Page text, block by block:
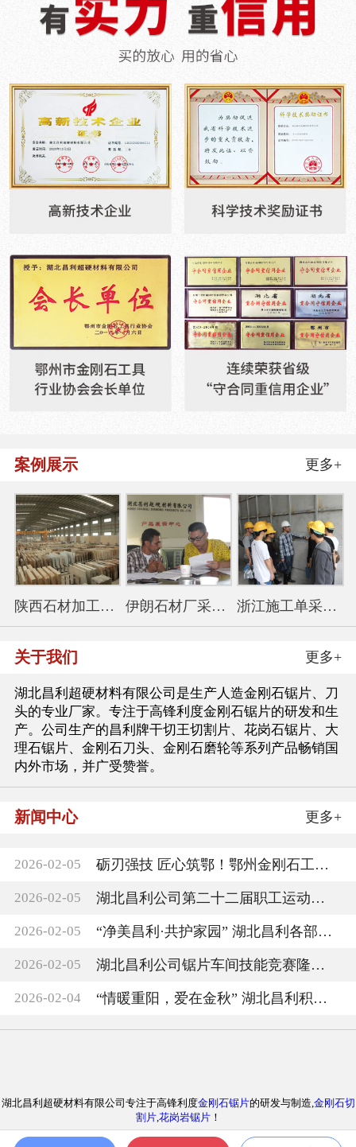
案例展示 更多+
陕西石材加工厂采购350花 伊朗石材厂采购金刚石锯 浙江施工单采购114干切王
关于我们 更多+
湖北昌利超硬材料有限公司是生产人造金刚石锯片、刀
头的专业厂家。专注于高锋利度金刚石锯片的研发和生
产。公司生产的昌利牌干切王切割片、花岗石锯片、大
理石锯片、金刚石刀头、金刚石磨轮等系列产品畅销国
内外市场，并广受赞誉。
新闻中心 更多+
2026-02-05 砺刃强技 匠心筑鄂！鄂州金刚石工具第二届技能
2026-02-05 湖北昌利公司第二十二届职工运动会圆满收官，
2026-02-05 “净美昌利·共护家园” 湖北昌利各部门负责人
2026-02-05 湖北昌利公司锯片车间技能竞赛隆重召开
2026-02-04 “情暖重阳，爱在金秋” 湖北昌利积极参与敬老
湖北昌利超硬材料有限公司专注于高锋利度金刚石锯片的研发与制造, 金刚石切
割片, 花岗岩锯片！